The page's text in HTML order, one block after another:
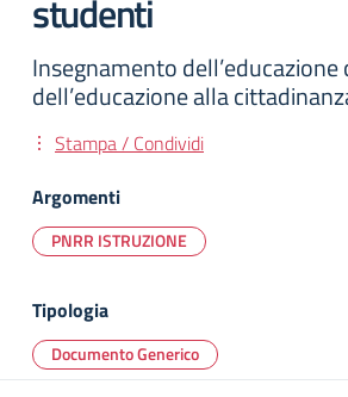
studenti
Insegnamento dell’educazione
dell’educazione alla
Stampa / Condividi
Argomenti
PNRR ISTRUZIONE
Tipologia
Documento Generico